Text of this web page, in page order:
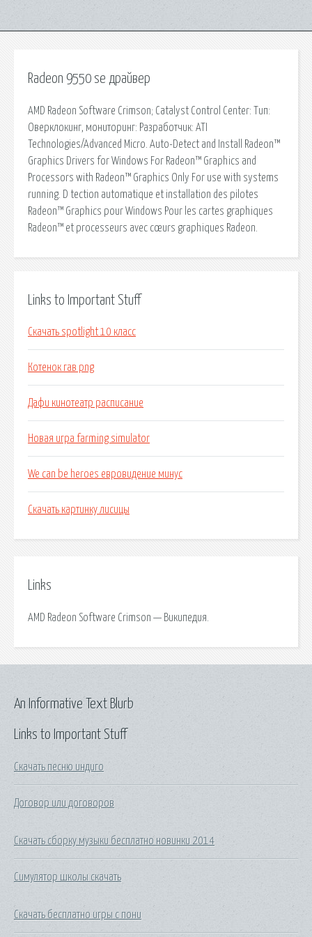
Radeon 9550 se драйвер
AMD Radeon Software Crimson; Catalyst Control Center: Тип:
Оверклокинг, мониторинг: Разработчик: ATI
Technologies/Advanced Micro. Auto-Detect and Install Radeon™
Graphics Drivers for Windows For Radeon™ Graphics and
Processors with Radeon™ Graphics Only For use with systems
running. D tection automatique et installation des pilotes
Radeon™ Graphics pour Windows Pour les cartes graphiques
Radeon™ et processeurs avec cœurs graphiques Radeon.
Links to Important Stuff
Скачать spotlight 10 класс
Котенок гав png
Дафи кинотеатр расписание
Новая игра farming simulator
We can be heroes евровидение минус
Скачать картинку лисицы
Links
AMD Radeon Software Crimson — Википедия.
Links to Important Stuff
Скачать песню индиго
Договор или договоров
Скачать сборку музыки бесплатно новинки 2014
Симулятор школы скачать
Скачать бесплатно игры с пони
An Informative Text Blurb